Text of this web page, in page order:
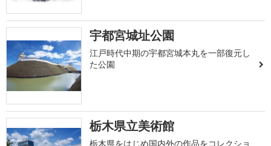
宇都宮城址公園
江戸時代中期の宇都宮城本丸を一部復元し
た公園
栃木県立美術館
栃木県をはじめ国内外の作品をコレクショ